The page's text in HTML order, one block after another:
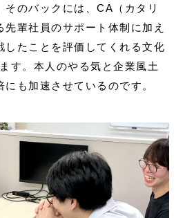
のバックには、CA（カタリ
先輩社員のサポート体制に加え
したことを評価してくれる文化
す。本人のやる気と企業風土
も加速させているのです。